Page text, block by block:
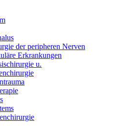
der peripheren Nerven
Erkrankungen
u.